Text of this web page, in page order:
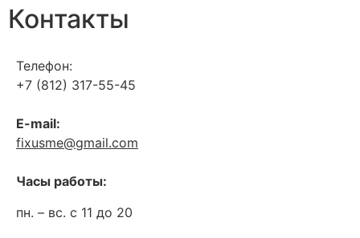
Контакты
Телефон:
+7 (812) 317-55-45
E-mail:
fixusme@gmail.com
Часы работы:
пн. – вс. c 11 до 20